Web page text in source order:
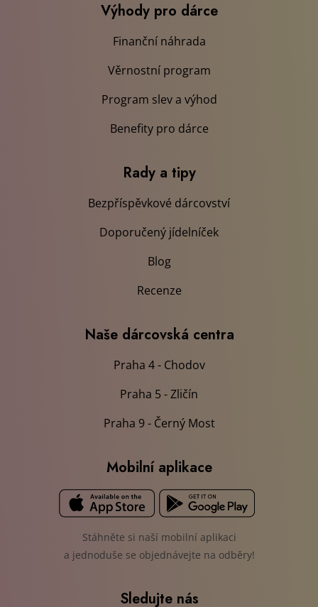
Výhody pro dárce
Finanční náhrada
Věrnostní program
Program slev a výhod
Benefity pro dárce
Rady a tipy
Bezpříspěvkové dárcovství
Doporučený jídelníček
Blog
Recenze
Naše dárcovská centra
Praha 4 - Chodov
Praha 5 - Zličín
Praha 9 - Černý Most
Mobilní aplikace
Stáhněte si naší mobilní aplikaci
a jednoduše se objednávejte na odběry!
Sledujte nás